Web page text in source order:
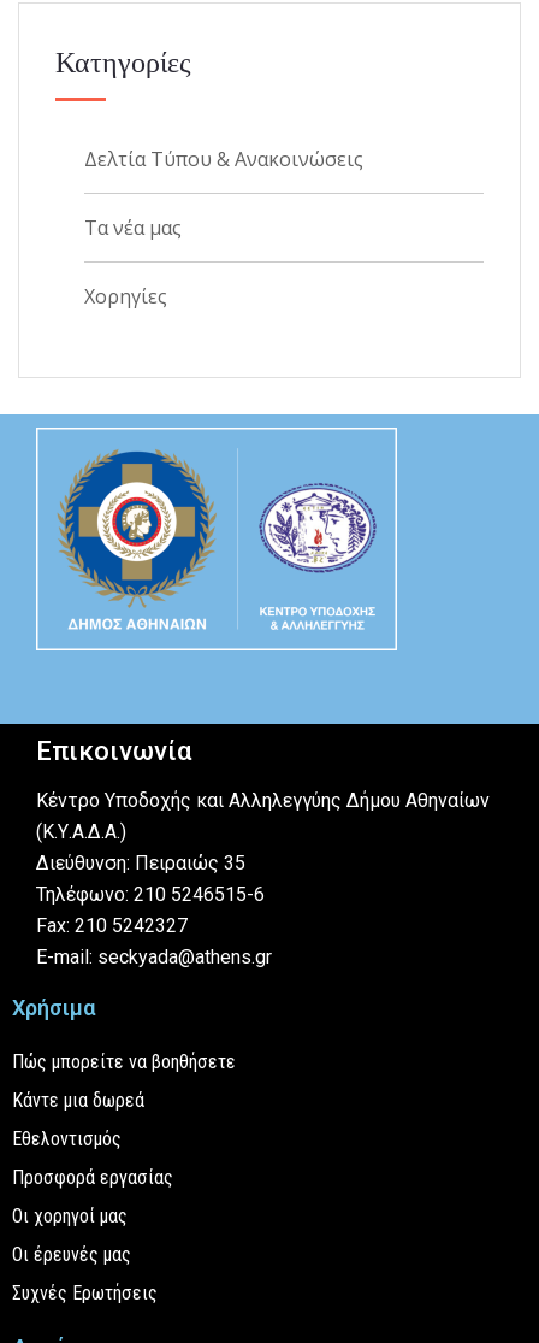
Κατηγορίες
Δελτία Τύπου & Ανακοινώσεις
Τα νέα μας
Χορηγίες
Επικοινωνία
Κέντρο Υποδοχής και Αλληλεγγύης Δήμου Αθηναίων
(Κ.Υ.Α.Δ.Α.)
Διεύθυνση: Πειραιώς 35
Τηλέφωνο: 210 5246515-6
Fax: 210 5242327
E-mail: seckyada@athens.gr
Χρήσιμα
Πώς μπορείτε να βοηθήσετε
Κάντε μια δωρεά
Εθελοντισμός
Προσφορά εργασίας
Οι χορηγοί μας
Οι έρευνές μας
Συχνές Ερωτήσεις